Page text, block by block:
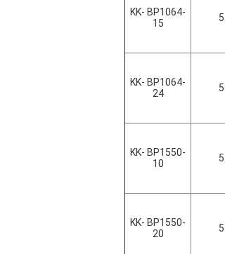
5
KK- BP1064-
15
5
KK- BP1064-
24
5
KK- BP1550-
10
5
KK- BP1550-
20